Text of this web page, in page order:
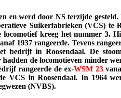
en werd door NS terzijde
Suikerfabrieken (VCS) te
kreeg het nummer 3.
1937 rangeerde. Tevens
bedrijf in Roosendaal. De
de locomotieven minder
rangeerde de ex-WSM 23
in Roosendaal. In 1964
(NVBS).